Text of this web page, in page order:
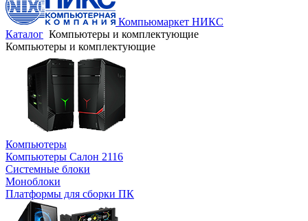
Компьюмаркет НИКС
Каталог Компьютеры и комплектующие
Компьютеры и комплектующие
Компьютеры
Компьютеры Салон 2116
Системные блоки
Моноблоки
Платформы для сборки ПК